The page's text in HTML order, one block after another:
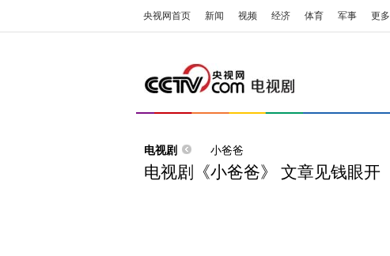
央视网首页 新闻 视频 经济 体育 军事 更多
电视剧 小爸爸
电视剧《小爸爸》 文章见钱眼开